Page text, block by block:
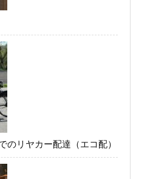
のリヤカー配達（エコ配）